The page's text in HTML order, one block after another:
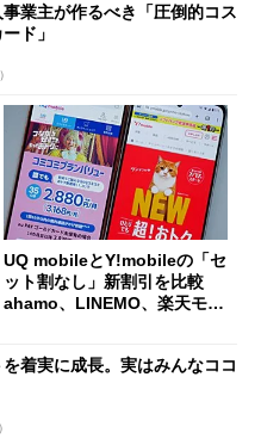
業主が作るべき「圧倒的コス
ド」
UQ mobileとY!mobileの「セ
ット割なし」新割引を比較
ahamo、LINEMO、楽天モバ
着実に成長。実はみんなココ